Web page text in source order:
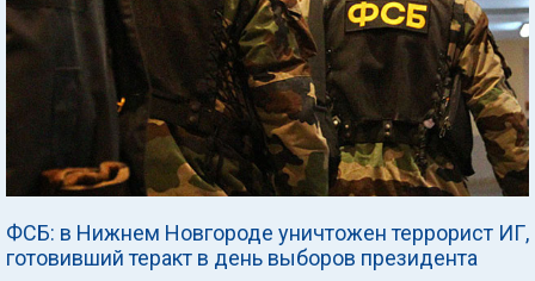
ФСБ: в Нижнем Новгороде уничтожен террорист ИГ,
готовивший теракт в день выборов президента